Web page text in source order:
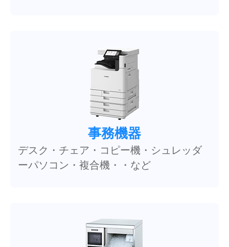
事務機器
デスク・チェア・コピー機・シュレッダ
ーパソコン・複合機・・など